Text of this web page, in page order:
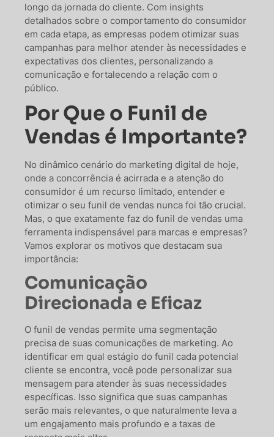
longo da jornada do cliente. Com insights
detalhados sobre o comportamento do consumidor
em cada etapa, as empresas podem otimizar suas
campanhas para melhor atender às necessidades e
expectativas dos clientes, personalizando a
comunicação e fortalecendo a relação com o
público.
Por Que o Funil de
Vendas é Importante?
No dinâmico cenário do marketing digital de hoje,
onde a concorrência é acirrada e a atenção do
consumidor é um recurso limitado, entender e
otimizar o seu funil de vendas nunca foi tão crucial.
Mas, o que exatamente faz do funil de vendas uma
ferramenta indispensável para marcas e empresas?
Vamos explorar os motivos que destacam sua
importância:
Comunicação
Direcionada e Eficaz
O funil de vendas permite uma segmentação
precisa de suas comunicações de marketing. Ao
identificar em qual estágio do funil cada potencial
cliente se encontra, você pode personalizar sua
mensagem para atender às suas necessidades
específicas. Isso significa que suas campanhas
serão mais relevantes, o que naturalmente leva a
um engajamento mais profundo e a taxas de